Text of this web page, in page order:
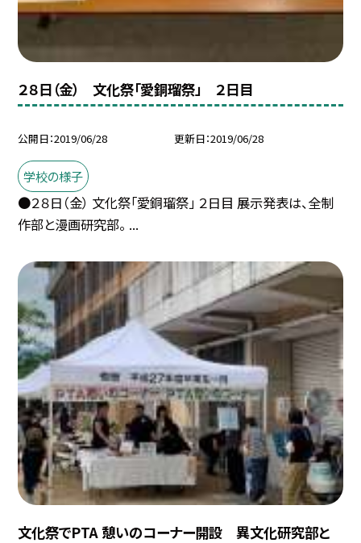
２８日（金） 文化祭「愛銅瑠祭」 ２日目
公開日 2019/06/28 更新日 2019/06/28
学校の様子
●２８日（金） 文化祭「愛銅瑠祭」 ２日目 展示発表は、全制
作部と漫画研究部。 ...
文化祭でPTA 憩いのコーナー開設 異文化研究部と